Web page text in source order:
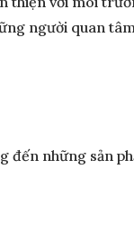
người quan
đến những sản